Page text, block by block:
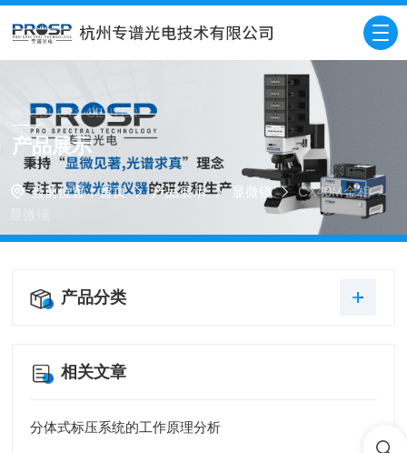
PRODUCTS CENTER
产品展示
当前位置：首页 产品展示 显微镜
CX40M金相
产品分类
相关文章
分体式标压系统的工作原理分析